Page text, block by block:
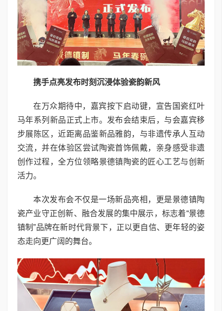
携手点亮发布时刻沉浸体验瓷韵新风
在万众期待中，嘉宾按下启动键，宣告国瓷红叶
马年系列新品正式上市。发布会结束后，与会嘉宾移
步展陈区，近距离品鉴新品雅韵，与非遗传承人互动
交流，并在体验区尝试陶瓷首饰佩戴，亲身感受非遗
创作过程，全方位领略景德镇陶瓷的匠心工艺与创新
活力。
本次发布会不仅是一场新品亮相，更是景德镇陶
瓷产业守正创新、融合发展的集中展示，标志着“景德
镇制”品牌在新时代背景下，正以更自信、更年轻的姿
态走向更广阔的舞台。